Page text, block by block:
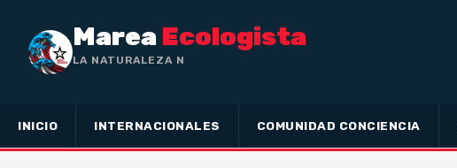
Marea Ecologista
LA NATURALEZA NO HA HECHO ESCLAVO
INICIO INTERNACIONALES COMUNIDAD CONCIENCIA